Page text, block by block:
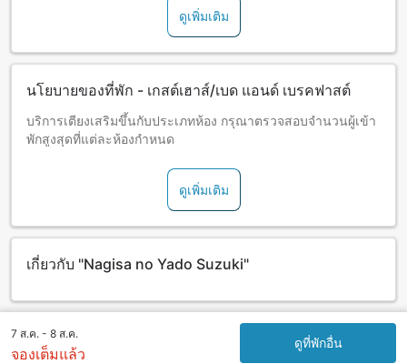
ดูเพิ่มเติม
นโยบายของที่พัก - เกสต์เฮาส์/เบด แอนด์ เบรคฟาสต์
บริการเตียงเสริมขึ้นกับประเภทห้อง กรุณาตรวจสอบจำนวนผู้เข้า
พักสูงสุดที่แต่ละห้องกำหนด
ดูเพิ่มเติม
เกี่ยวกับ "Nagisa no Yado Suzuki"
7 ส.ค. - 8 ส.ค.
จองเต็มแล้ว
ดูที่พักอื่น